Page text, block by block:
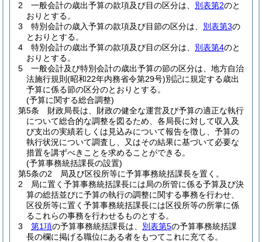
2
一般会計の歳出予算の款項及び目の区分は、 別表第2のと
おりとする。
3
特別会計の歳入予算の款項及び目節の区分は、 別表第3の
とおりとする。
4
特別会計の歳出予算の款項及び目の区分は、 別表第4のと
おりとする。
5
一般会計及び特別会計の歳出予算の節の区分は、地方自治
法施行規則 (昭和22年内務省令第29号)別記に規定する歳出
予算に係る節の区分のとおりとする。
(予算に関する総合調整)
第5条
財政局長は、財政の健全な運営及び予算の適正な執行
について総合的な調整を図るため、各局長に対して収入及
び支出の実績若しくは見込みについて報告を徴し、予算の
執行状況について調査し、又はその結果に基づいて必要な
措置を講ずべきことを求めることができる。
(予算事務統括課長の設置)
第5条の2
局及び区役所等に予算事務統括課長を置く。
2
局に置く予算事務統括課長には局の所管に係る予算及び決
算の総括並びに予算の執行の調整に関する事務を行わせ、
区役所等に置く予算事務統括課長には区役所等の所掌に係
るこれらの事務を行わせるものとする。
3
第1項の予算事務統括課長は、 別表第5の予算事務統括課
長の欄に掲げる職位にある者をもつてこれに充てる。